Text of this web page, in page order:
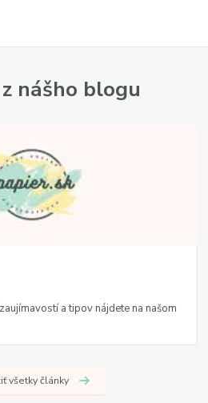
nášho blogu
a tipov nájdete na našom
všetky články